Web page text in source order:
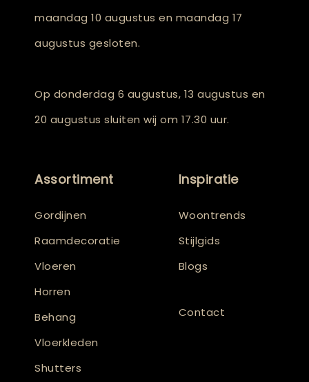
maandag 10 augustus en maandag 17
augustus gesloten.
Op donderdag 6 augustus, 13 augustus en
20 augustus sluiten wij om 17.30 uur.
Assortiment
Gordijnen
Raamdecoratie
Vloeren
Horren
Behang
Vloerkleden
Shutters
Inspiratie
Woontrends
Stijlgids
Blogs
Contact